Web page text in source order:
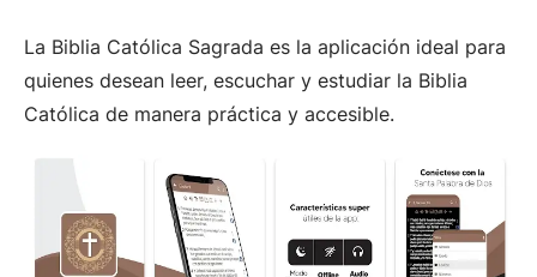
La Biblia Católica Sagrada es la aplicación ideal para
quienes desean leer, escuchar y estudiar la Biblia
Católica de manera práctica y accesible.